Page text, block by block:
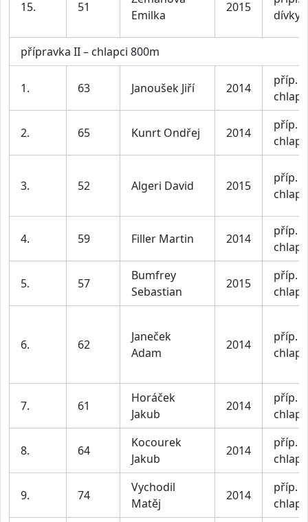
15. 51
Emilka
2015
dívky
přípravka II – chlapci 800m
1. 63 Janoušek Jiří 2014
příp.
2. 65 Kunrt Ondřej 2014
příp.
3. 52 Algeri David 2015
příp.
4. 59 Filler Martin 2014
příp.
5. 57
Bumfrey
Sebastian
2015
příp.
6. 62
Janeček
Adam
2014
příp.
7. 61
Horáček
Jakub
2014
příp.
8. 64
Kocourek
Jakub
2014
příp.
9. 74
Vychodil
Matěj
2014
příp.